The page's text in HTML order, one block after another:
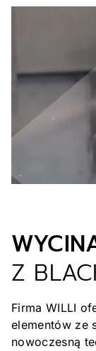
powierzchnia
i
co zwiększa
i przedłuża
Z
Firma WILLI
elementów ze
nowoczesną